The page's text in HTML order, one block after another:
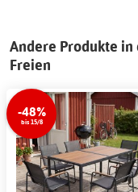
Andere Produkte in
Freien
-48%
bis 15/8